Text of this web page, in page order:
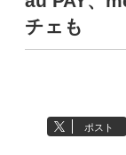
チェも
ポスト